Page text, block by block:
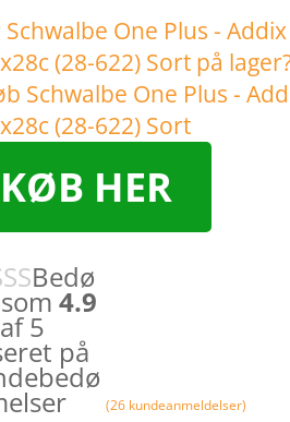
KØB HER
Bedø
4.9
5
på
(26 kundeanmeldelser)